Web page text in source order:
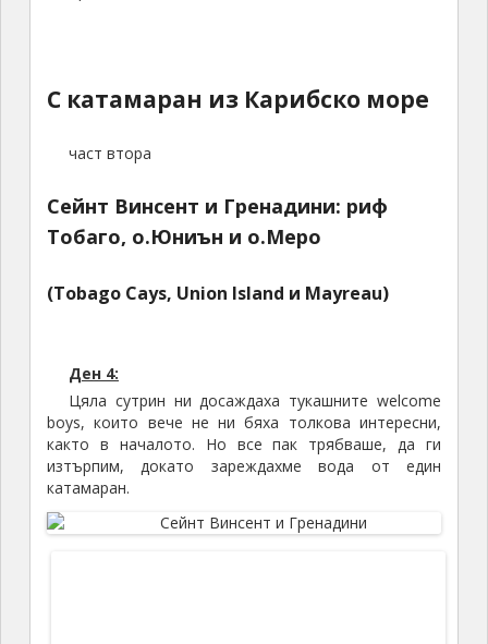
С катамаран из Карибско море
част втора
Сейнт Винсент и Гренадини: риф
Тобаго, о.Юниън и о.Меро
(Tobago Cays, Union Island и Mayreau)
Ден 4:
Цяла сутрин ни досаждаха тукашните welcome
boys, които вече не ни бяха толкова интересни,
както в началото. Но все пак трябваше, да ги
изтърпим, докато зареждахме вода от един
катамаран.